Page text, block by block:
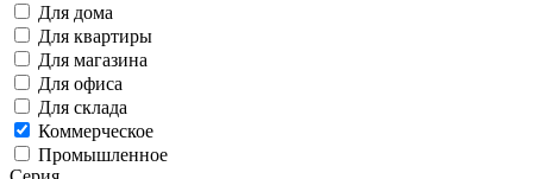
Для дома
Для квартиры
Для магазина
Для офиса
Для склада
Коммерческое
Промышленное